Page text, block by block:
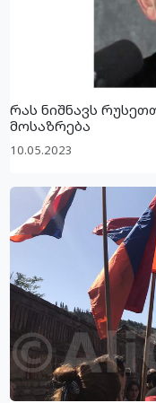
რას ნიშნავს
მოსაზრება
10.05.2023